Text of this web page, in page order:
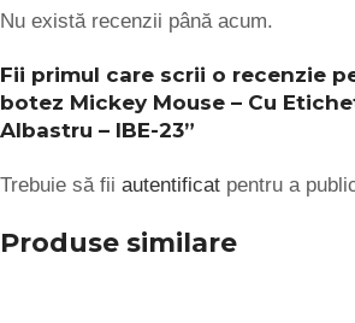
Nu există recenzii până acum.
Fii primul care scrii o recenzie
botez Mickey Mouse – Cu
Albastru – IBE-23”
Trebuie să fii autentificat pentru a
Produse similare